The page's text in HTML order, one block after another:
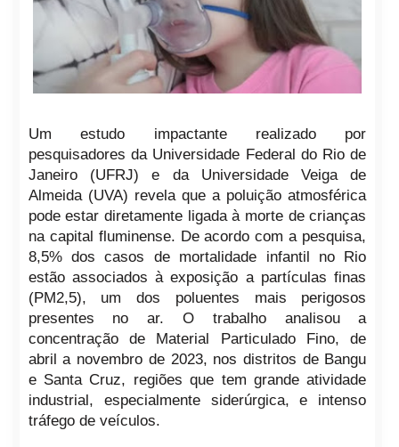
Um estudo impactante realizado por
pesquisadores da Universidade Federal do Rio de
Janeiro (UFRJ) e da Universidade Veiga de
Almeida (UVA) revela que a poluição atmosférica
pode estar diretamente ligada à morte de crianças
na capital fluminense. De acordo com a pesquisa,
8,5% dos casos de mortalidade infantil no Rio
estão associados à exposição a partículas finas
(PM2,5), um dos poluentes mais perigosos
presentes no ar. O trabalho analisou a
concentração de Material Particulado Fino, de
abril a novembro de 2023, nos distritos de Bangu
e Santa Cruz, regiões que tem grande atividade
industrial, especialmente siderúrgica, e intenso
tráfego de veículos.